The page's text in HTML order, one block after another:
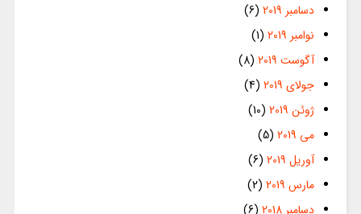
دسامبر 2019
(6)
نوامبر 2019
(1)
آگوست 2019
(8)
جولای 2019
(4)
ژوئن 2019
(10)
می 2019
(5)
آوریل 2019
(6)
مارس 2019
(2)
دسامبر 2018
(6)